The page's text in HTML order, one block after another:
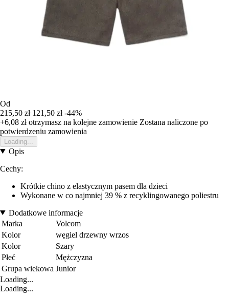
Od
215,50 zł 121,50 zł -44%
+6,08 złotrzymasz na kolejne zamowienie Zostana naliczone po
potwierdzeniu zamowienia
Loading...
Opis
Cechy:
Krótkie chino z elastycznym pasem dla dzieci
Wykonane w co najmniej 39 % z recyklingowanego poliestru
Dodatkowe informacje
Marka
Volcom
Kolor
węgiel drzewny wrzos
Kolor
Szary
Płeć
Mężczyzna
Grupa wiekowa Junior
Loading...
Loading...